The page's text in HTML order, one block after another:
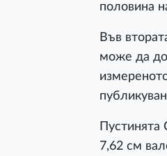
половина
Във
може да
Пустинята
7,62 см